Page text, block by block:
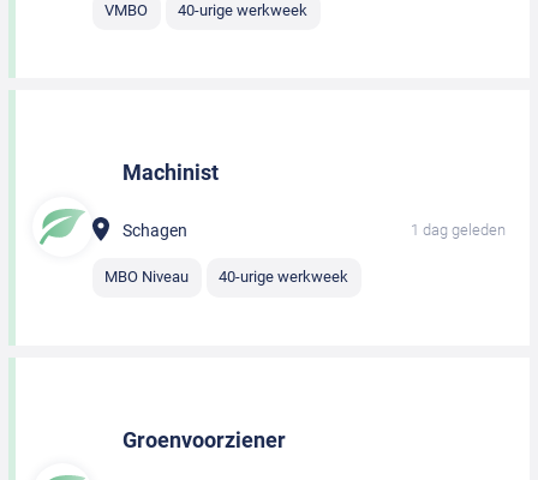
VMBO 40-urige werkweek
Machinist
Schagen 1 dag geleden
MBO Niveau 40-urige werkweek
Groenvoorziener